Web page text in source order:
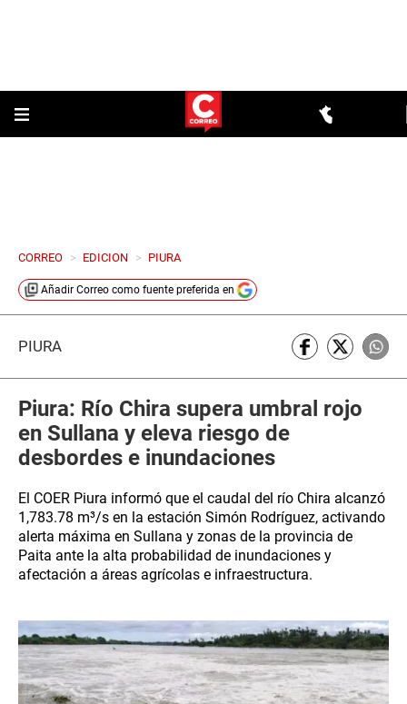
CORREO > EDICION > PIURA
Añadir Correo como fuente preferida en
PIURA
Piura: Río Chira supera umbral rojo
en Sullana y eleva riesgo de
desbordes e inundaciones
El COER Piura informó que el caudal del río Chira alcanzó
1,783.78 m³/s en la estación Simón Rodríguez, activando
alerta máxima en Sullana y zonas de la provincia de
Paita ante la alta probabilidad de inundaciones y
afectación a áreas agrícolas e infraestructura.